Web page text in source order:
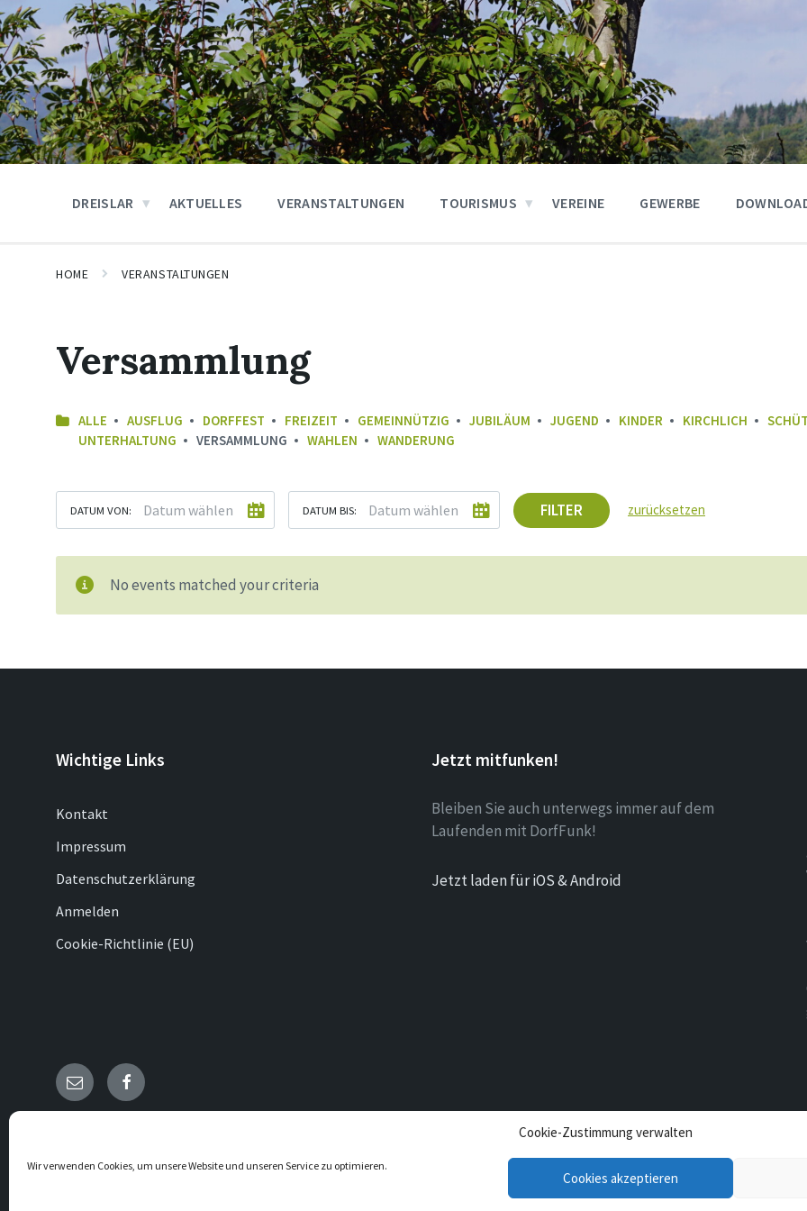
Cookie-Zustimmung verwalten
Wir verwenden Cookies, um unsere Website und unseren Service zu optimieren.
Cookies akzeptieren
DREISLAR AKTUELLES VERANSTALTUNGEN TOURISMUS VEREINE GEWERBE
HOME VERANSTALTUNGEN
Versammlung
ALLE AUSFLUG DORFFEST FREIZEIT GEMEINNÜTZIG JUBILÄUM JUGEND KINDER KIRCHLICH
UNTERHALTUNG
VERSAMMLUNG WAHLEN WANDERUNG
DATUM VON: DATUM BIS: FILTER zurücksetzen
No events matched your criteria
Wichtige Links
Kontakt
Impressum
Datenschutzerklärung
Anmelden
Cookie-Richtlinie (EU)
Jetzt mitfunken!
Bleiben Sie auch unterwegs immer auf dem
Laufenden mit DorfFunk!
Jetzt laden für iOS & Android
E- Facebook